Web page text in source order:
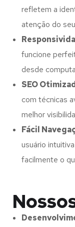
refletem a
atenção do
funcione
desde
SEO
com técnicas
melhor
Fácil
usuário
facilmente o